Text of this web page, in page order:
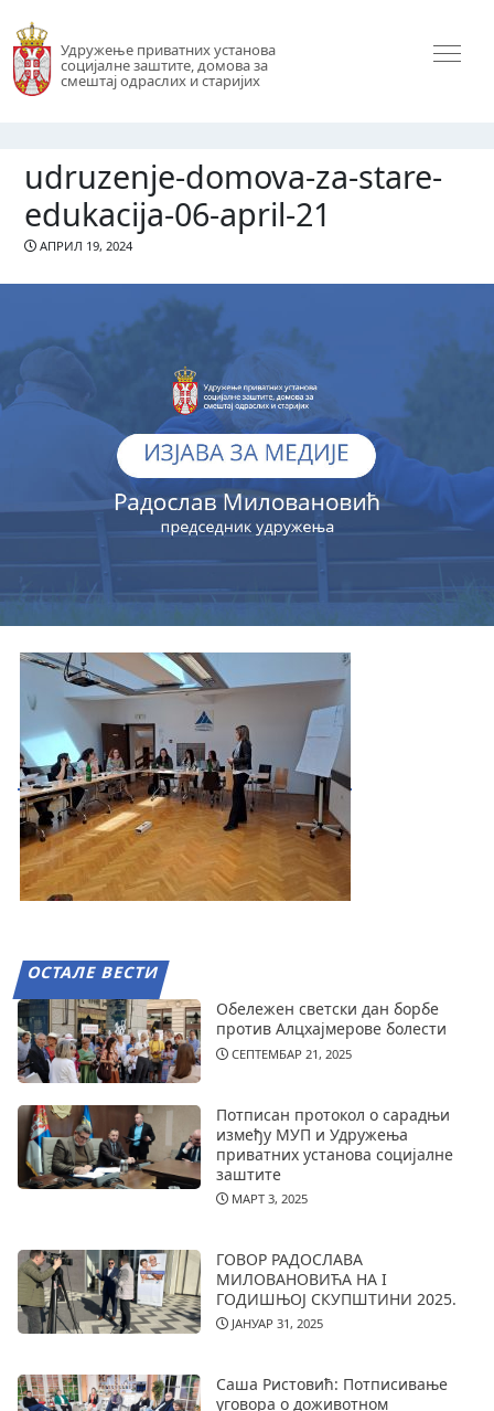
Удружење приватних установа
социјалне заштите, домова за
смештај одраслих и старијих
udruzenje-domova-za-stare-
edukacija-06-april-21
АПРИЛ 19, 2024
ОСТАЛЕ ВЕСТИ
Обележен светски дан борбе
против Алцхајмерове болести
СЕПТЕМБАР 21, 2025
Потписан протокол о сарадњи
између МУП и Удружења
приватних установа социјалне
заштите
МАРТ 3, 2025
ГОВОР РАДОСЛАВА
МИЛОВАНОВИЋА НА I
ГОДИШЊОЈ СКУПШТИНИ 2025.
ЈАНУАР 31, 2025
Саша Ристовић: Потписивање
уговора о доживотном